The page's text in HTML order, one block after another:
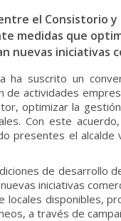
el Consistorio
medidas que
nuevas iniciativas
ha suscrito un
de actividades
optimizar la
Con este
presentes el alcalde
de desarrollo
iniciativas
disponibles,
a través de